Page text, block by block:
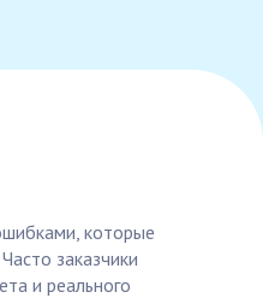
которые
заказчики
и реального